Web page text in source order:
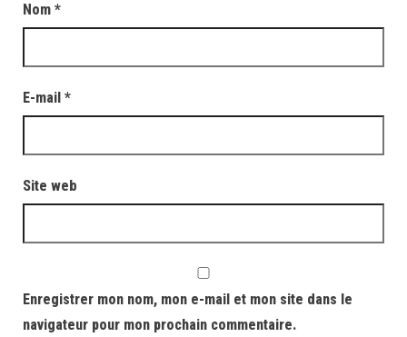
Nom *
E-mail *
Site web
Enregistrer mon nom, mon e-mail et mon site dans le
navigateur pour mon prochain commentaire.